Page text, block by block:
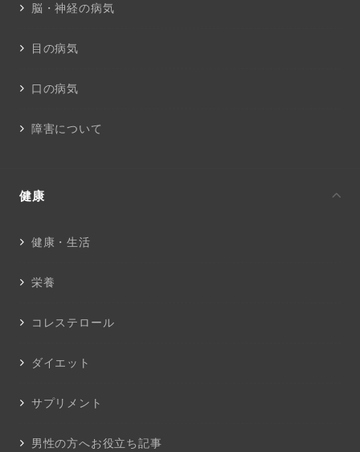
脳・神経の病気
目の病気
口の病気
障害について
健康
健康・生活
栄養
コレステロール
ダイエット
サプリメント
男性の方へお役立ち記事